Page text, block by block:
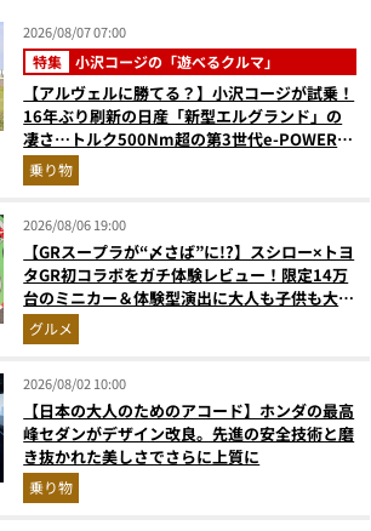
2026/08/07 07:00
特集 小沢コージの「遊べるクルマ」
【アルヴェルに勝てる？】小沢コージが試乗！
16年ぶり刷新の日産「新型エルグランド」の
凄さ…トルク500Nm超の第3世代e-POWER＆
和の格調高きデザインを徹底チェック
乗り物
2026/08/06 19:00
【GRスープラが“〆さば”に!?】スシロー×トヨ
タGR初コラボをガチ体験レビュー！限定14万
台のミニカー＆体験型演出に大人も子供も大興
奮間違いなし
グルメ
2026/08/02 10:00
【日本の大人のためのアコード】ホンダの最高
峰セダンがデザイン改良。先進の安全技術と磨
き抜かれた美しさでさらに上質に
乗り物